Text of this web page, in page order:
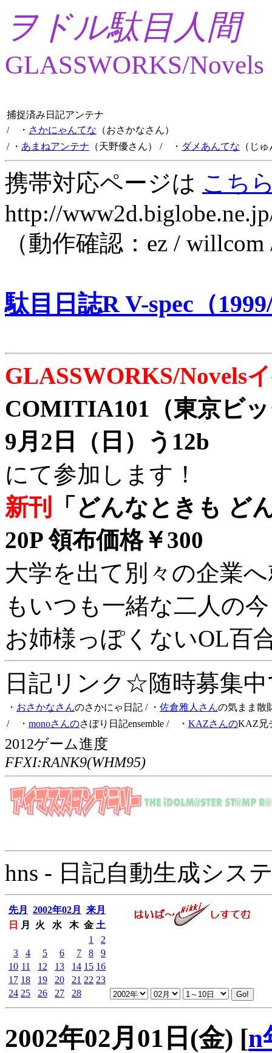
ヲドル駄目人間
GLASSWORKS/Novels
捕捉済み日記アンテナ
/ ・ さかにゃんてな （おさかなさん）
/ ・ あまねアンテナ （天野優さん） / ・ ダメあんてな （じ
携帯対応ページは こち
http://
（動作確認：ez /
駄目日誌R V-spec（
GLASSWORKS/Novels
COMITIA101（東京ビ
9月2日（日）う12b
にて参加します！
新刊
「どんなときも ど
20P 領布価格￥300
大学を出て別々の企業
もいつも一緒な二人の
お姉様っぽくないOL百
日記リンク☆随時募集
・ おさかなさんのさかにゃ日記 / ・ 佐倉雅人さんの気まま散
/ ・ monoさんのさぼり日記ensemble / ・ KAZさんのKAZ兄
2012ゲーム進度
FFXI:RANK9(WHM95)
hns - 日記自動生成シス
先月 2002年02月
来月
日
月 火 水 木 金 土
1
2
3
4 5 6 7 8
9
10 11 12 13 14 15 16
17 18 19 20 21 22 23
24 25 26 27 28
2002年02月01日(金) [n